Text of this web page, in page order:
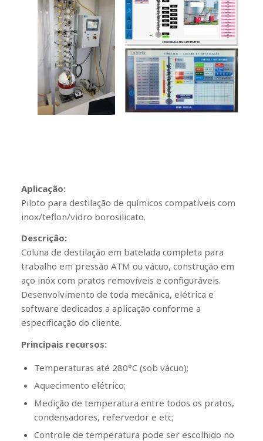
Aplicação:
Piloto para destilação de químicos compatíveis com
inox/teflon/vidro borosilicato.
Descrição:
Coluna de destilação em batelada completa para
trabalho em pressão ATM ou vácuo, construção em
aço inóx com pratos removíveis e configuráveis.
Desenvolvimento de toda mecânica, elétrica e
software dedicados a aplicação conforme a
especificação do cliente.
Principais recursos:
Temperaturas até 280°C (sob vácuo);
Aquecimento elétrico;
Medição de temperatura entre todos os pratos,
condensadores, refervedor e etc;
Controle de temperatura pode ser escolhido no